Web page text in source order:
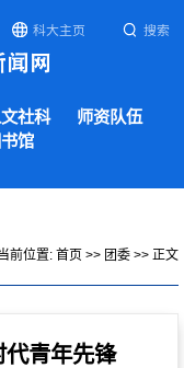
科大主页 搜索
社科
师资队伍
书馆
前位置: 首页 >> 团委 >> 正文
代青年先锋